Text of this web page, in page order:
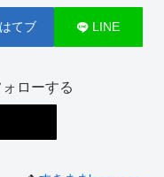
はてブ LINE
ローする